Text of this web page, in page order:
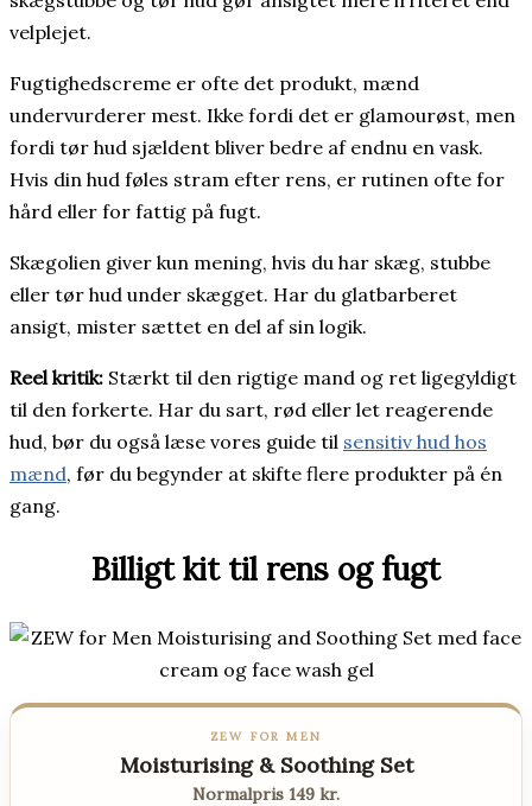
velplejet.
Fugtighedscreme er ofte det produkt, mænd
undervurderer mest. Ikke fordi det er glamourøst, men
fordi tør hud sjældent bliver bedre af endnu en vask.
Hvis din hud føles stram efter rens, er rutinen ofte for
hård eller for fattig på fugt.
Skægolien giver kun mening, hvis du har skæg, stubbe
eller tør hud under skægget. Har du glatbarberet
ansigt, mister sættet en del af sin logik.
Reel kritik: Stærkt til den rigtige mand og ret ligegyldigt
til den forkerte. Har du sart, rød eller let reagerende
hud, bør du også læse vores guide til sensitiv hud hos
mænd, før du begynder at skifte flere produkter på én
gang.
Billigt kit til rens og fugt
ZEW FOR MEN
Moisturising & Soothing Set
Normalpris 149 kr.